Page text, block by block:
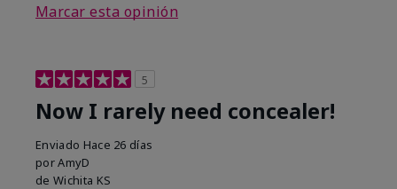
Marcar esta opinión
5
Now I rarely need concealer!
Enviado Hace 26 días
porAmyD
de Wichita KS